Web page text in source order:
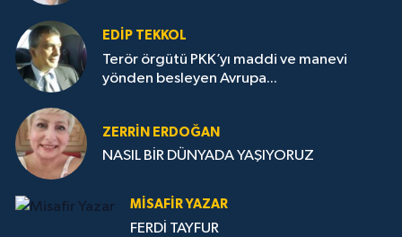
EDIP TEKKOL
Terör örgütü PKK’yı maddi ve manevi
yönden besleyen Avrupa...
ZERRIN ERDOĞAN
NASIL BİR DÜNYADA YAŞIYORUZ
MISAFIR YAZAR
FERDİ TAYFUR